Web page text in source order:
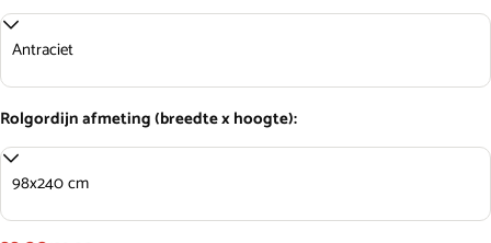
Rolgordijn afmeting (breedte x hoogte):
Jouw
telefoon
Jouw